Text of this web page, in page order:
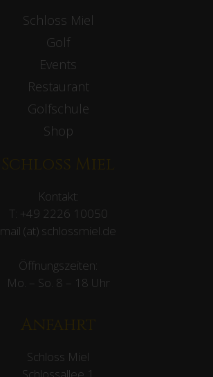
Schloss Miel
Golf
Events
Restaurant
Golfschule
Shop
Schloss Miel
Kontakt:
T: +49 2226 10050
mail (at) schlossmiel.de
Öffnungszeiten:
Mo. – So. 8 – 18 Uhr
Anfahrt
Schloss Miel